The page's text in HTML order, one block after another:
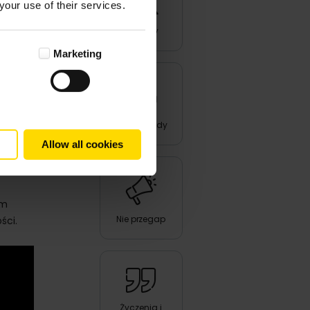
use of their services.
Marketing
Allow all cookies
Produkty
Triki i porady
Nie przegap
Życzenia i